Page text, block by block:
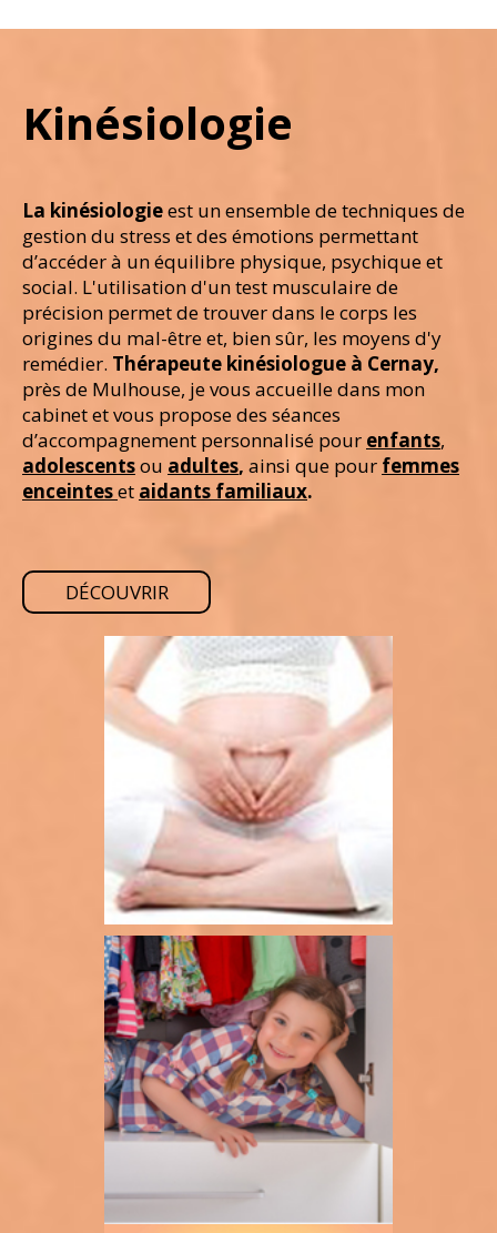
Kinésiologie
La kinésiologieest un ensemble de techniques de
gestion du stress et des émotions permettant
d’accéder à un équilibre physique, psychique et
social. L'utilisation d'un test musculaire de
précision permet de trouver dans le corps les
origines du mal-être et, bien sûr, les moyens d'y
remédier. Thérapeute kinésiologue à Cernay,
près de Mulhouse, je vous accueille dans mon
cabinet et vous propose des séances
d’accompagnement personnalisé pour enfants,
adolescentsou adultes, ainsi que pour femmes
enceinteset aidants familiaux.
DÉCOUVRIR